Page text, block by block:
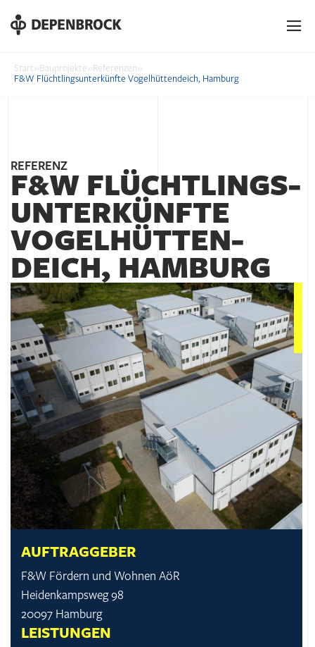
DE
PL
Start»Bauprojekte»Referenzen»
F&W Flüchtlingsunterkünfte Vogelhüttendeich, Hamburg
REFERENZ
F&W FLÜCHT­LINGS­
UNTER­KÜNFTE
VOGEL­HÜTTEN­
DEICH, HAMBURG
AUFTRAGGEBER
F&W Fördern und Wohnen AöR
Heidenkampsweg 98
20097 Hamburg
LEISTUNGEN